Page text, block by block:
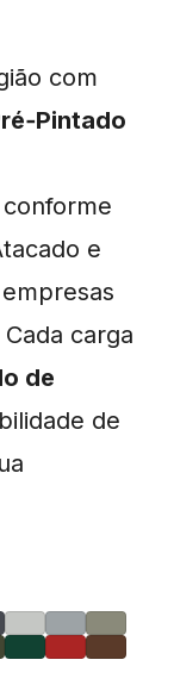
com
e
carga
de
de